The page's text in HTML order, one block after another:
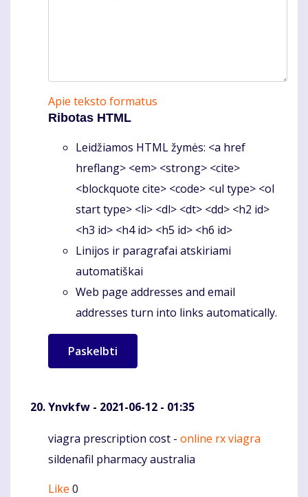
Apie teksto formatus
Ribotas HTML
Leidžiamos HTML žymės: <a href
hreflang> <em> <strong> <cite>
<blockquote cite> <code> <ul type> <ol
start type> <li> <dl> <dt> <dd> <h2 id>
<h3 id> <h4 id> <h5 id> <h6 id>
Linijos ir paragrafai atskiriami
automatiškai
Web page addresses and email
addresses turn into links automatically.
Ynvkfw - 2021-06-12 - 01:35
Komentaras
viagra prescription cost - online rx viagra
sildenafil pharmacy australia
Like 0